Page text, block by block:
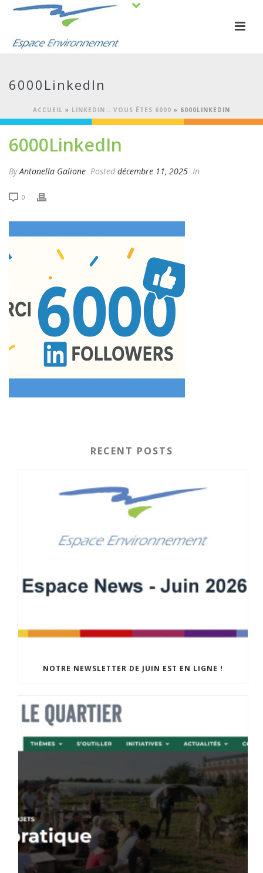
6000LinkedIn
ACCUEIL » LINKEDIN… VOUS ÊTES 6000 » 6000LINKEDIN
6000LinkedIn
ByAntonella Galione Posted décembre 11, 2025 In
0
RECENT POSTS
NOTRE NEWSLETTER DE JUIN EST EN LIGNE !